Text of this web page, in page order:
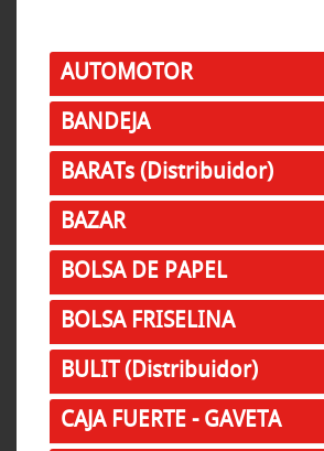
AUTOMOTOR
BANDEJA
BARATs (Distribuidor)
BAZAR
BOLSA DE PAPEL
BOLSA FRISELINA
BULIT (Distribuidor)
CAJA FUERTE - GAVETA